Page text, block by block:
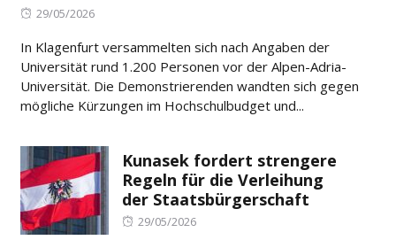
Posted
29/05/2026
In Klagenfurt versammelten sich nach Angaben der
Universität rund 1.200 Personen vor der Alpen-Adria-
Universität. Die Demonstrierenden wandten sich gegen
mögliche Kürzungen im Hochschulbudget und...
Kunasek fordert strengere
Regeln für die Verleihung
der Staatsbürgerschaft
Posted
29/05/2026